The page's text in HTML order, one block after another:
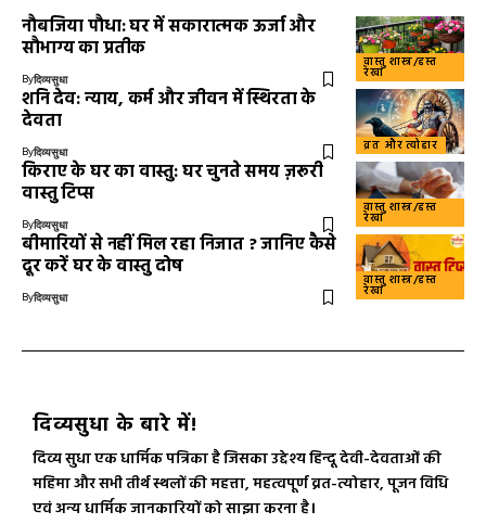
वास्तु शास्त्र/हस्त
रेखा
नौबजिया पौधा: घर में सकारात्मक ऊर्जा और
सौभाग्य का प्रतीक
Byदिव्यसुधा
व्रत और त्योहार
शनि देव: न्याय, कर्म और जीवन में स्थिरता के
देवता
Byदिव्यसुधा
वास्तु शास्त्र/हस्त
रेखा
किराए के घर का वास्तु: घर चुनते समय ज़रूरी
वास्तु टिप्स
Byदिव्यसुधा
वास्तु शास्त्र/हस्त
रेखा
बीमारियों से नहीं मिल रहा निजात ? जानिए कैसे
दूर करें घर के वास्तु दोष
Byदिव्यसुधा
दिव्यसुधा के बारे में!
दिव्य सुधा एक धार्मिक पत्रिका है जिसका उद्देश्य हिन्दू देवी-देवताओं की
महिमा और सभी तीर्थ स्थलों की महत्ता, महत्वपूर्ण व्रत-त्योहार, पूजन विधि
एवं अन्य धार्मिक जानकारियों को साझा करना है।